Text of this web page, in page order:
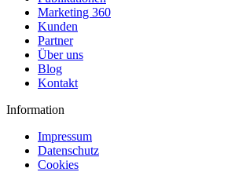
Marketing 360
Kunden
Partner
Über uns
Blog
Kontakt
Information
Impressum
Datenschutz
Cookies